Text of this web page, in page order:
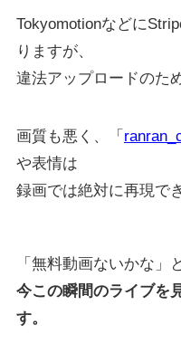
Tokyomotionなどに
りますが、
違法アップロードのた
画質も悪く、「
や表情は
録画では絶対に再現で
「無料動画ないかな」
今この瞬間のライブを
す。